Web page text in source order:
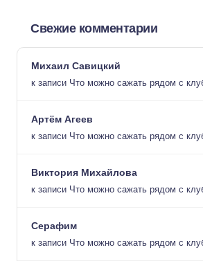
Свежие комментарии
Михаил Савицкий
к записи Что можно сажать рядом с
Артём Агеев
к записи Что можно сажать рядом с
Виктория Михайлова
к записи Что можно сажать рядом с
Серафим
к записи Что можно сажать рядом с